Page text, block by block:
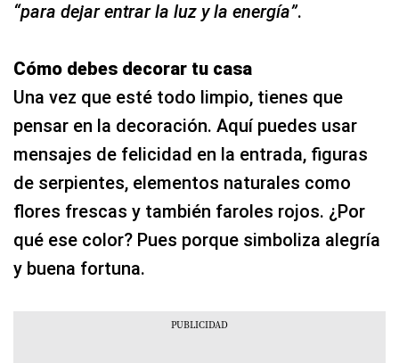
“para dejar entrar la luz y la energía”.
Cómo debes decorar tu casa
Una vez que esté todo limpio, tienes que
pensar en la decoración. Aquí puedes usar
mensajes de felicidad en la entrada, figuras
de serpientes, elementos naturales como
flores frescas y también faroles rojos. ¿Por
qué ese color? Pues porque simboliza alegría
y buena fortuna.